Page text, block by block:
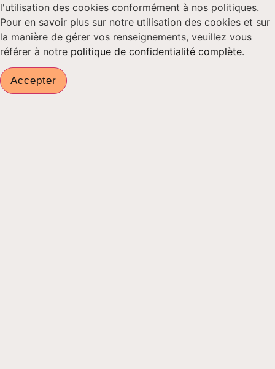
l'utilisation des cookies conformément à nos politiques.
Pour en savoir plus sur notre utilisation des cookies et sur
la manière de gérer vos renseignements, veuillez vous
référer à notre politique de confidentialité complète.
Accepter